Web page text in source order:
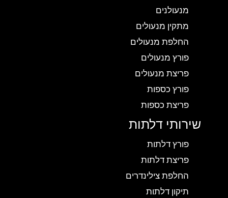
מנעולנים
מתקין מנעולים
החלפת מנעולים
פורץ מנעולים
פריצת מנעולים
פורץ כספות
פריצת כספות
שירותי דלתות
פורץ דלתות
פריצת דלתות
החלפת צילינדרים
תיקון דלתות